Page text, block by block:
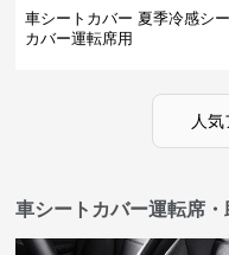
車シートカバー 夏季冷感シ
カバー運転席用
人
車シートカバー運転席